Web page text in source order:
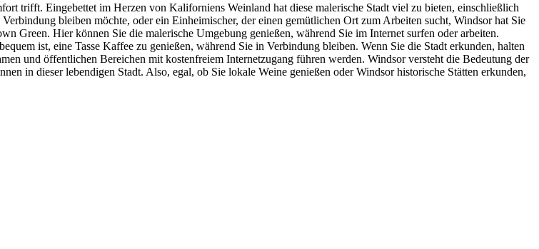
trifft. Eingebettet im Herzen von Kaliforniens Weinland hat diese malerische Stadt viel zu bieten, einschließlich
bleiben möchte, oder ein Einheimischer, der einen gemütlichen Ort zum Arbeiten sucht, Windsor hat Sie
Green. Hier können Sie die malerische Umgebung genießen, während Sie im Internet surfen oder arbeiten.
ist, eine Tasse Kaffee zu genießen, während Sie in Verbindung bleiben. Wenn Sie die Stadt erkunden, halten
und öffentlichen Bereichen mit kostenfreiem Internetzugang führen werden. Windsor versteht die Bedeutung der
in dieser lebendigen Stadt. Also, egal, ob Sie lokale Weine genießen oder Windsor historische Stätten erkunden,